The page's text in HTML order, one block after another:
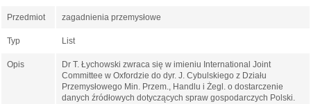
Przedmiot zagadnienia przemysłowe
Typ List
Opis
Dr T. Łychowski zwraca się w imieniu International Joint
Committee w Oxfordzie do dyr. J. Cybulskiego z Działu
Przemysłowego Min. Przem., Handlu i Żegl. o dostarczenie
danych źródłowych dotyczących spraw gospodarczych Polski.